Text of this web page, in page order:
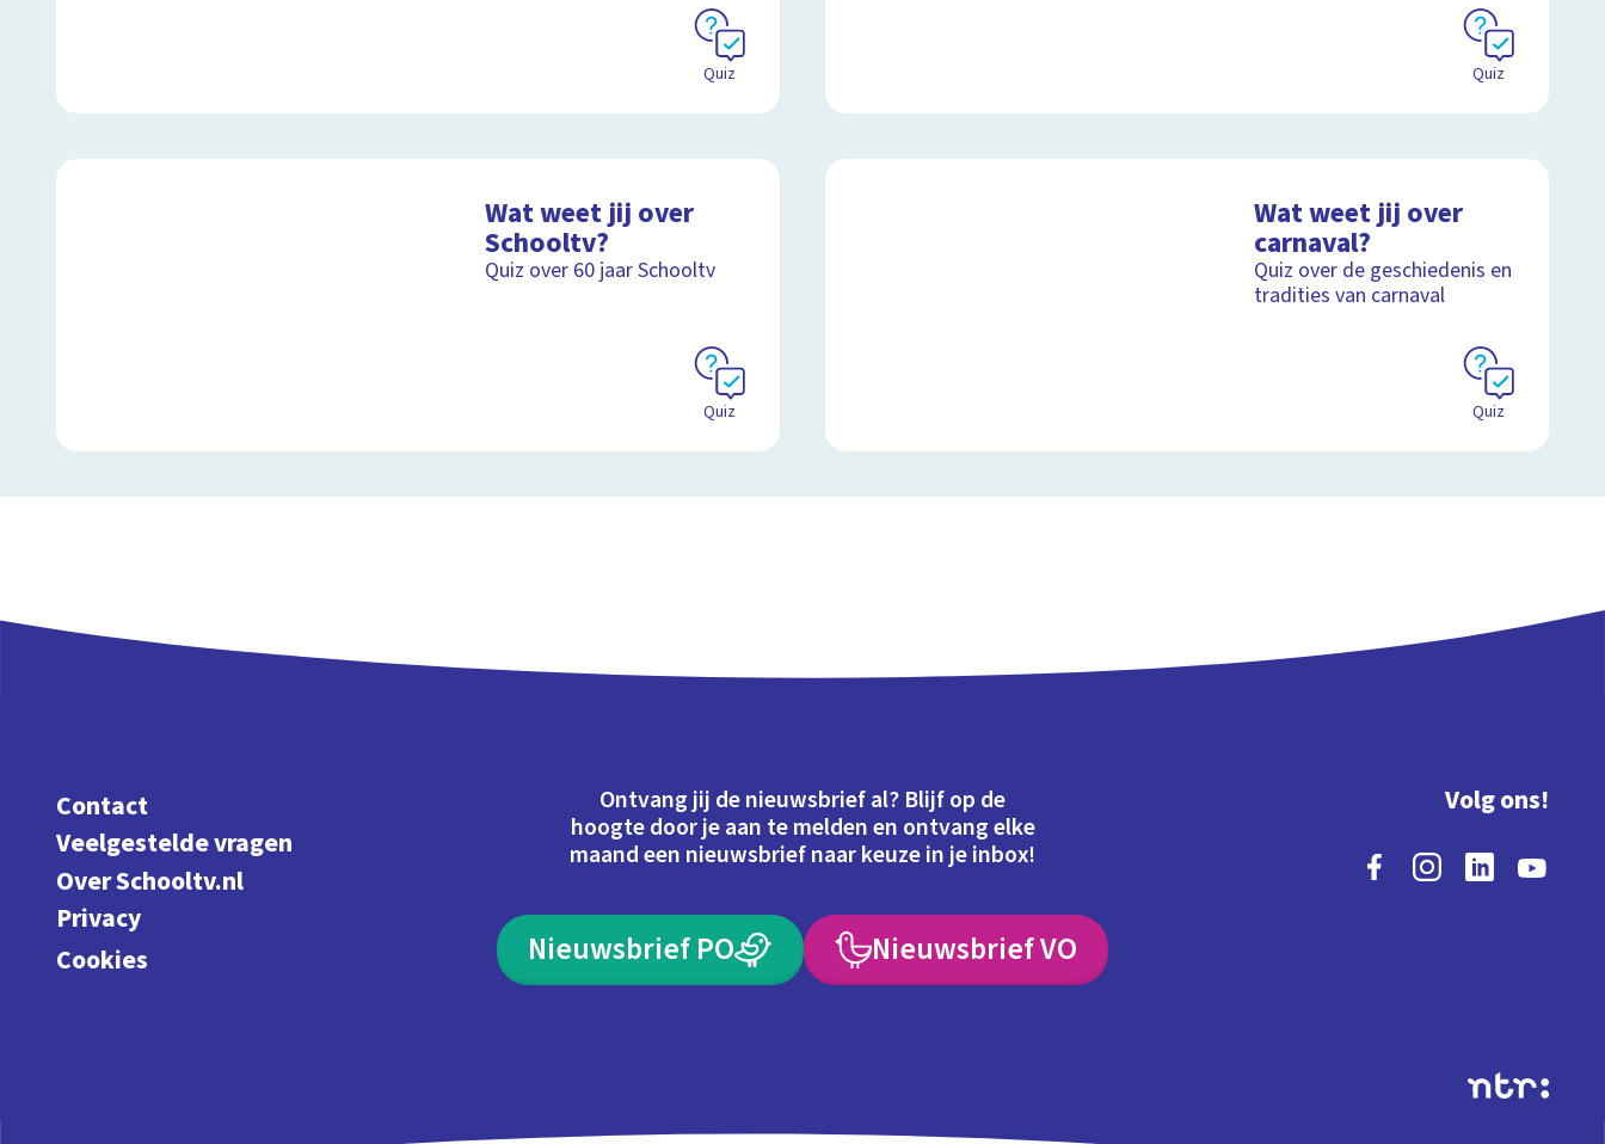
Quiz Quiz
Wat weet jij over
Schooltv?
Quiz over 60 jaar Schooltv
Quiz
Wat weet jij over
carnaval?
Quiz over de geschiedenis en
tradities van carnaval
Quiz
Contact
Veelgestelde vragen
Over Schooltv.nl
Privacy
Cookies
Ontvang jij de nieuwsbrief al? Blijf op de
hoogte door je aan te melden en ontvang elke
maand een nieuwsbrief naar keuze in je inbox!
Nieuwsbrief PO Nieuwsbrief VO
Volg ons!